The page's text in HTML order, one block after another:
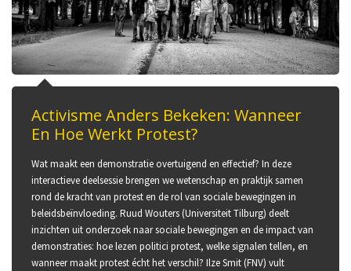
S
E
Activisme Anders Bekeken: Wanneer
En Hoe Werkt Protest?
Wat maakt een demonstratie overtuigend en effectief? In deze
interactieve deelsessie brengen we wetenschap en praktijk samen
rond de kracht van protest en de rol van sociale bewegingen in
beleidsbeïnvloeding. Ruud Wouters (Universiteit Tilburg) deelt
inzichten uit onderzoek naar sociale bewegingen en de impact van
demonstraties: hoe lezen politici protest, welke signalen tellen, en
wanneer maakt protest écht het verschil? Ilze Smit (FNV) vult